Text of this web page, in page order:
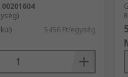
00201604
5456 Ft/egység